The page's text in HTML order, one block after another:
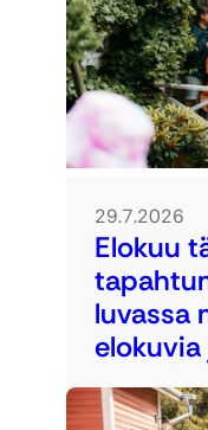
29.7.2026
Elokuu
luvassa